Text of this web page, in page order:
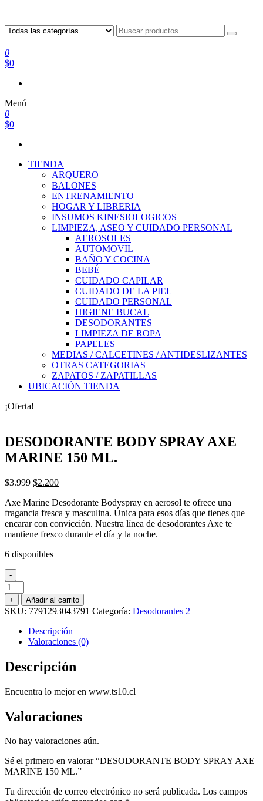
0
$0
Menú
0
$0
TIENDA
ARQUERO
BALONES
ENTRENAMIENTO
HOGAR Y LIBRERIA
INSUMOS KINESIOLOGICOS
LIMPIEZA, ASEO Y CUIDADO PERSONAL
AEROSOLES
AUTOMOVIL
BAÑO Y COCINA
BEBÉ
CUIDADO CAPILAR
CUIDADO DE LA PIEL
CUIDADO PERSONAL
HIGIENE BUCAL
DESODORANTES
LIMPIEZA DE ROPA
PAPELES
MEDIAS / CALCETINES / ANTIDESLIZANTES
OTRAS CATEGORIAS
ZAPATOS / ZAPATILLAS
UBICACIÓN TIENDA
¡Oferta!
DESODORANTE BODY SPRAY AXE
MARINE 150 ML.
$3.999 El
original
era:
$3.999.
$2.200El
actual
es:
$2.200.
Axe Marine Desodorante Bodyspray en aerosol te ofrece una
fragancia fresca y masculina. Única para esos días que tienes que
encarar con convicción. Nuestra línea de desodorantes Axe te
mantiene fresco durante el día y la noche.
6 disponibles
-
DESODORANTE
BODY
SPRAY
AXE
MARINE
cantidad
+ Añadir al carrito
SKU: 7791293043791 Categoría: Desodorantes 2
Descripción
Valoraciones (0)
Descripción
Encuentra lo mejor en www.ts10.cl
Valoraciones
No hay valoraciones aún.
Sé el primero en valorar “DESODORANTE BODY SPRAY AXE
MARINE 150 ML.”
Tu dirección de correo electrónico no será publicada. Los campos